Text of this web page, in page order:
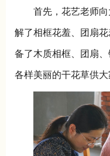
首先，花艺老师
解了相框花羞、团扇
备了木质相框、团扇
各样美丽的干花草供大